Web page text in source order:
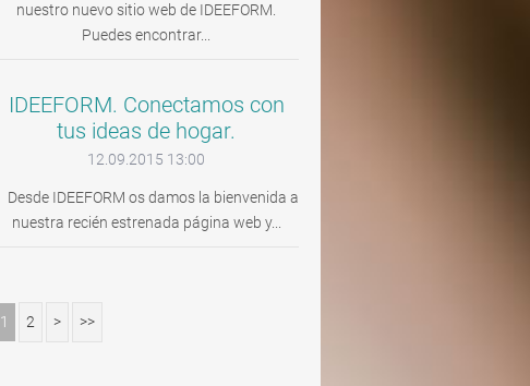
nuestro nuevo sitio web de IDEEFORM.
Puedes encontrar...
IDEEFORM. Conectamos con
tus ideas de hogar.
12.09.2015 13:00
Desde IDEEFORM os damos la bienvenida a
nuestra recién estrenada página web y...
1 2 > >>